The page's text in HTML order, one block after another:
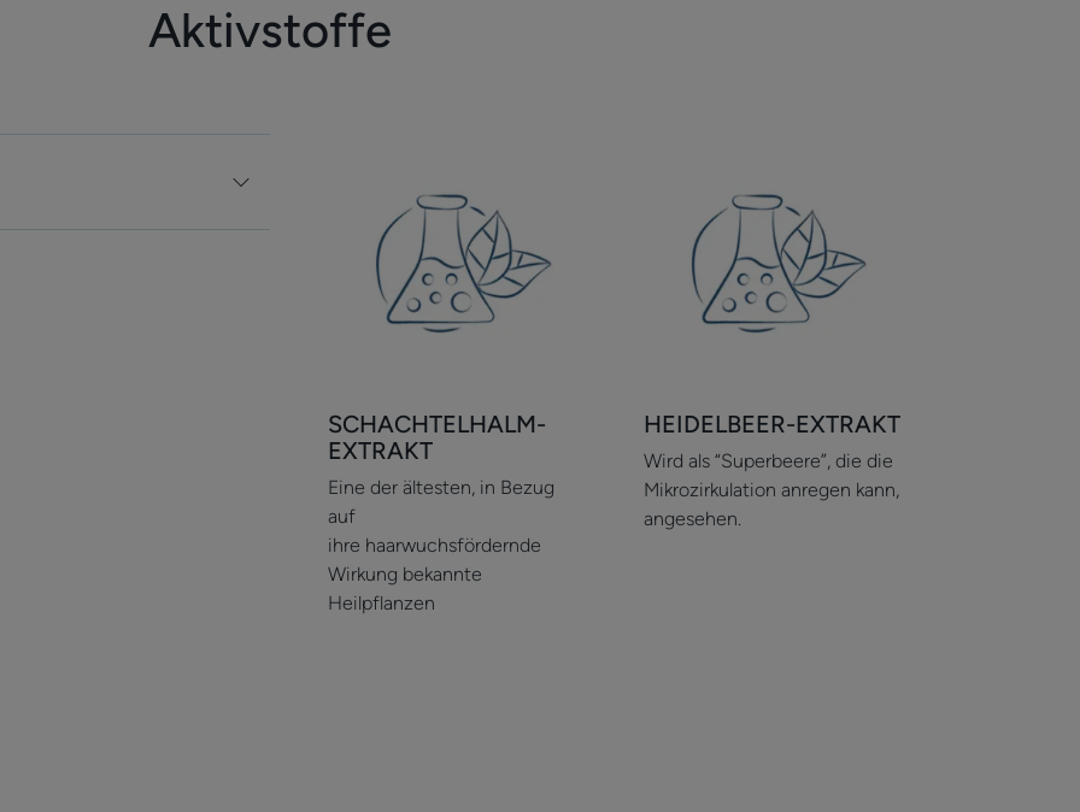
Aktivstoffe
SCHACHTELHALM-
EXTRAKT
Eine der ältesten, in Bezug
auf
ihre haarwuchsfördernde
Wirkung bekannte
Heilpflanzen
HEIDELBEER-EXTRAKT
Wird als “Superbeere”, die die
Mikrozirkulation anregen kann,
angesehen.